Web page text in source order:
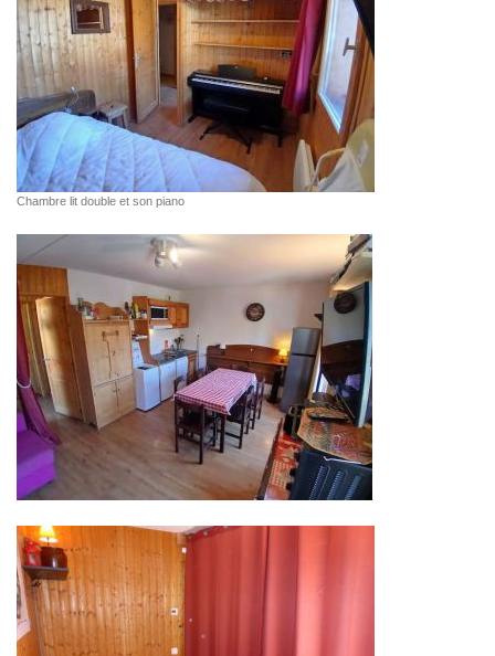
Chambre lit double et son piano